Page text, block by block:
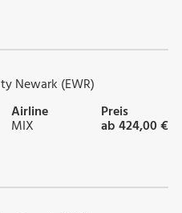
Newark (EWR)
Airline
MIX
Preis
ab 424,00 €